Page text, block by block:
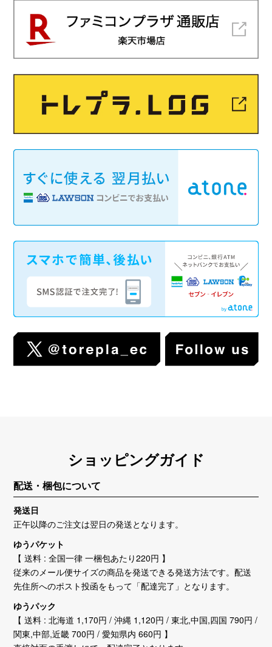
ショッピングガイド
配送・梱包について
発送日
正午以降のご注文は翌日の発送となります。
ゆうパケット
【 送料 : 全国一律 一梱包あたり220円 】
従来のメール便サイズの商品を発送できる発送方法です。配送
先住所へのポスト投函をもって「配達完了」となります。
ゆうパック
【 送料 : 北海道 1,170円 / 沖縄 1,120円 / 東北,中国,四国 790円 /
関東,中部,近畿 700円 / 愛知県内 660円 】